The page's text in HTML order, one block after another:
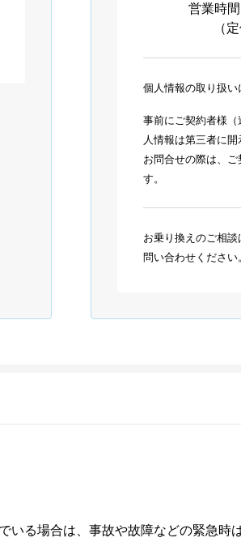
営業時
（
個人情報の取り扱い
事前にご契約者様
人情報は第三者に開
お問合せの際は、
す。
お乗り換えのご相
問い合わせください
る場合は、事故や故障などの緊急時